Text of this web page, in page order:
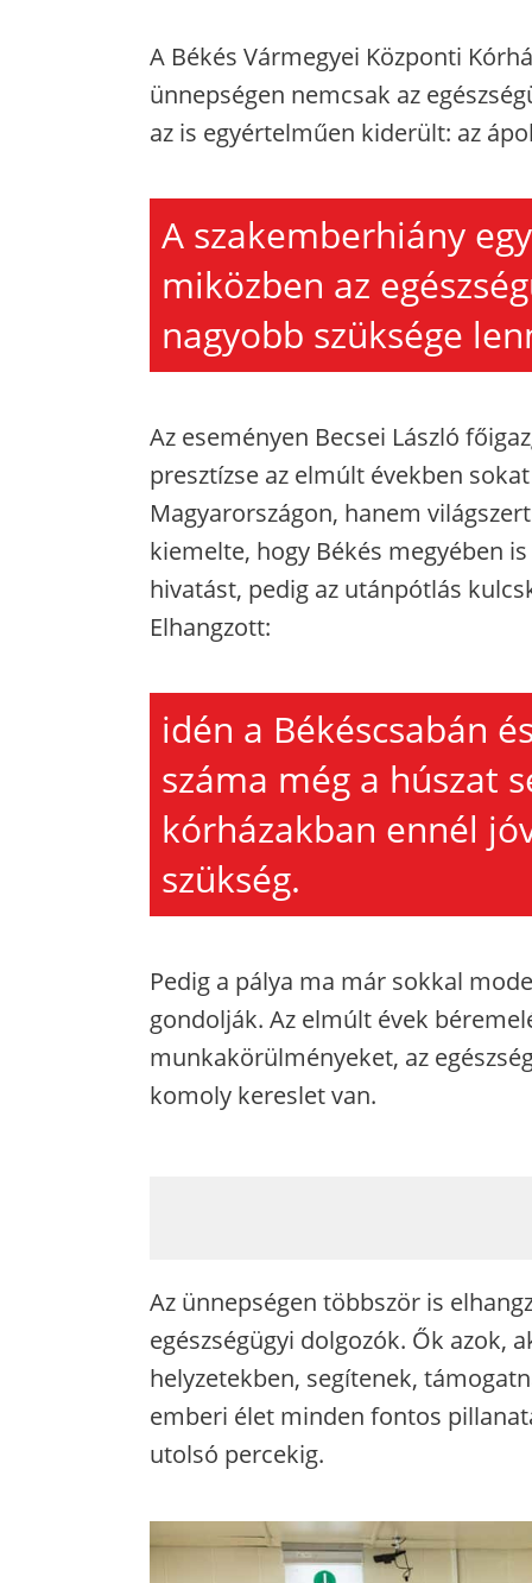
A Békés Vármegyei Központi
ünnepségen nemcsak az
az is egyértelműen kiderült: az
A szakemberhiány
miközben az
nagyobb szüksége
Az eseményen Becsei László
presztízse az elmúlt években
Magyarországon, hanem
kiemelte, hogy Békés megyében
hivatást, pedig az utánpótlás
Elhangzott:
idén a Békéscsabán
száma még a húszat
kórházakban ennél
szükség.
Pedig a pálya ma már sokkal
gondolják. Az elmúlt évek
munkakörülményeket, az
komoly kereslet van.
Az ünnepségen többször is
egészségügyi dolgozók. Ők azok,
helyzetekben, segítenek,
emberi élet minden fontos
utolsó percekig.